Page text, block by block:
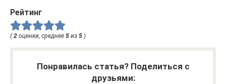
Рейтинг
( 2 оценки, среднее 5 из 5 )
Понравилась статья? Поделиться с
друзьями: